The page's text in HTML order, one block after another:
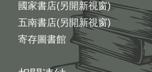
國家書店(另開新視窗)
五南書店(另開新視窗)
寄存圖書館